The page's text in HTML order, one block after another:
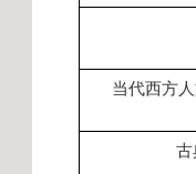
当代西方